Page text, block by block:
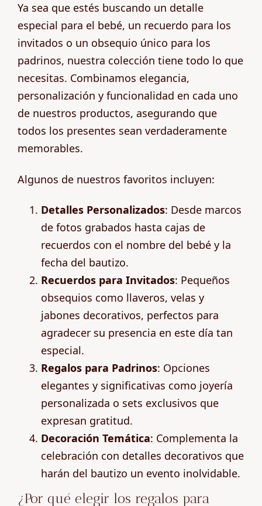
Ya sea que estés buscando un detalle
especial para el bebé, un recuerdo para los
invitados o un obsequio único para los
padrinos, nuestra colección tiene todo lo que
necesitas. Combinamos elegancia,
personalización y funcionalidad en cada uno
de nuestros productos, asegurando que
todos los presentes sean verdaderamente
memorables.
Algunos de nuestros favoritos incluyen:
Detalles Personalizados: Desde marcos
de fotos grabados hasta cajas de
recuerdos con el nombre del bebé y la
fecha del bautizo.
Recuerdos para Invitados: Pequeños
obsequios como llaveros, velas y
jabones decorativos, perfectos para
agradecer su presencia en este día tan
especial.
Regalos para Padrinos: Opciones
elegantes y significativas como joyería
personalizada o sets exclusivos que
expresan gratitud.
Decoración Temática: Complementa la
celebración con detalles decorativos que
harán del bautizo un evento inolvidable.
¿Por qué elegir los regalos para